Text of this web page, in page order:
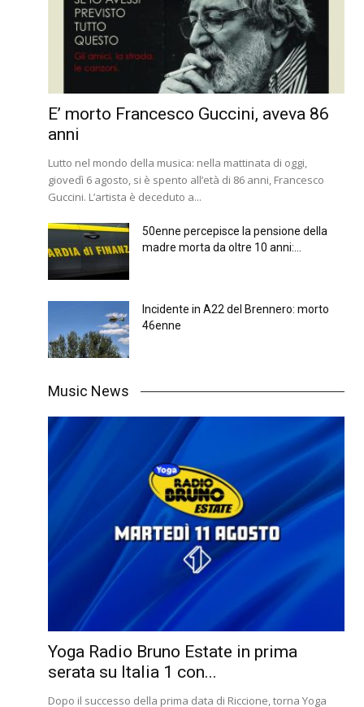
E’ morto Francesco Guccini, aveva 86
anni
Lutto nel mondo della musica: nella mattinata di oggi,
giovedì 6 agosto, si è spento all’età di 86 anni, Francesco
Guccini. L’artista è deceduto a...
50enne percepisce la pensione della
madre morta da oltre 10 anni:...
Incidente in A22 del Brennero: morto
46enne
Music News
Yoga Radio Bruno Estate in prima
serata su Italia 1 con...
Dopo il successo della prima data di Riccione, torna Yoga